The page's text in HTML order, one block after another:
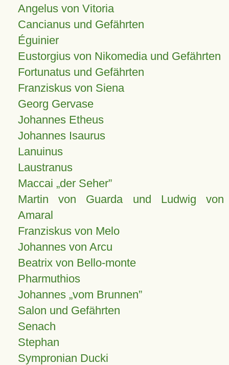
Angelus von Vitoria
Cancianus und Gefährten
Éguinier
Eustorgius von Nikomedia und Gefährten
Fortunatus und Gefährten
Franziskus von Siena
Georg Gervase
Johannes Etheus
Johannes Isaurus
Lanuinus
Laustranus
Maccai „der Seher”
Martin von Guarda und Ludwig von
Amaral
Franziskus von Melo
Johannes von Arcu
Beatrix von Bello-monte
Pharmuthios
Johannes vom Brunnen
Salon und Gefährten
Senach
Stephan
Sympronian Ducki